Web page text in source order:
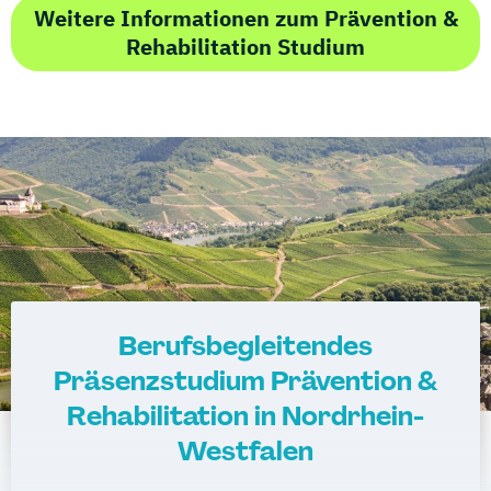
Weitere Informationen zum Prävention &
Rehabilitation Studium
Berufsbegleitendes
Präsenzstudium Prävention &
Rehabilitation in Nordrhein-
Westfalen